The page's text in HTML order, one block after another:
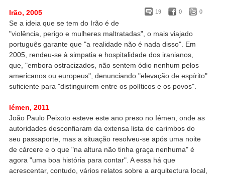
19 0 0
Irão, 2005
Se a ideia que se tem do Irão é de
"violência, perigo e mulheres maltratadas", o mais viajado
português garante que "a realidade não é nada disso". Em
2005, rendeu-se à simpatia e hospitalidade dos iranianos,
que, "embora ostracizados, não sentem ódio nenhum pelos
americanos ou europeus", denunciando "elevação de espírito"
suficiente para "distinguirem entre os políticos e os povos".
Iémen, 2011
João Paulo Peixoto esteve este ano preso no Iémen, onde as
autoridades desconfiaram da extensa lista de carimbos do
seu passaporte, mas a situação resolveu-se após uma noite
de cárcere e o que "na altura não tinha graça nenhuma" é
agora "uma boa história para contar". A essa há que
acrescentar, contudo, vários relatos sobre a arquitectura local,